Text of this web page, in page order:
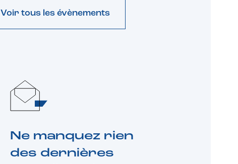
Voir tous les évènements
Ne manquez rien
des dernières